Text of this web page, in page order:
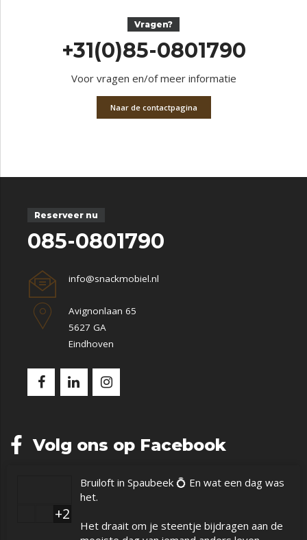
Vragen?
+31(0)85-0801790
Voor vragen en/of meer informatie
Naar de contactpagina
Reserveer nu
085-0801790
info@snackmobiel.nl
Avignonlaan 65
5627 GA
Eindhoven
Volg ons op Facebook
Bruiloft in Spaubeek 💍 En wat een dag was
het.
Het draait om je steentje bijdragen aan de
+2